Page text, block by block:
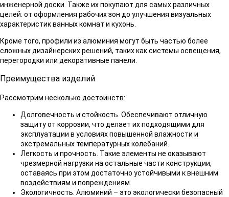
инженерной доски. Также их покупают для самых различных
целей: от оформления рабочих зон до улучшения визуальных
характеристик ванных комнат и кухонь.
Кроме того, профили из алюминия могут быть частью более
сложных дизайнерских решений, таких как системы освещения,
перегородки или декоративные панели.
Преимущества изделий
Рассмотрим несколько достоинств:
Долговечность и стойкость. Обеспечивают отличную
защиту от коррозии, что делает их подходящими для
эксплуатации в условиях повышенной влажности и
экстремальных температурных колебаний.
Легкость и прочность. Такие элементы не оказывают
чрезмерной нагрузки на остальные части конструкции,
оставаясь при этом достаточно устойчивыми к внешним
воздействиям и повреждениям.
Экологичность. Алюминий – это экологически безопасный